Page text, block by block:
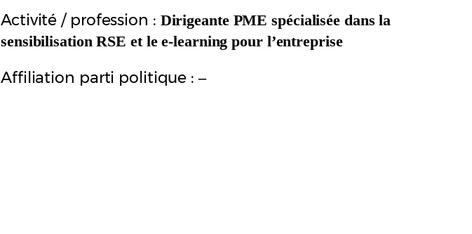
Activité / profession : Dirigeante PME spécialisée dans la
sensibilisation RSE et le e-learning pour l’entreprise
Affiliation parti politique : –